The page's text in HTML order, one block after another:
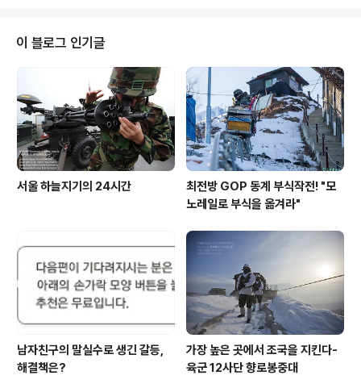
이 블로그 인기글
서울 하늘지기의 24시간
최전방 GOP 동계 부식작전! "모
노레일로 부식을 옮겨라"
남자친구의 말실수로 생긴 갈등,
해결책은?
가장 높은 곳에서 조국을 지킨다-
육군 12사단 향로봉중대